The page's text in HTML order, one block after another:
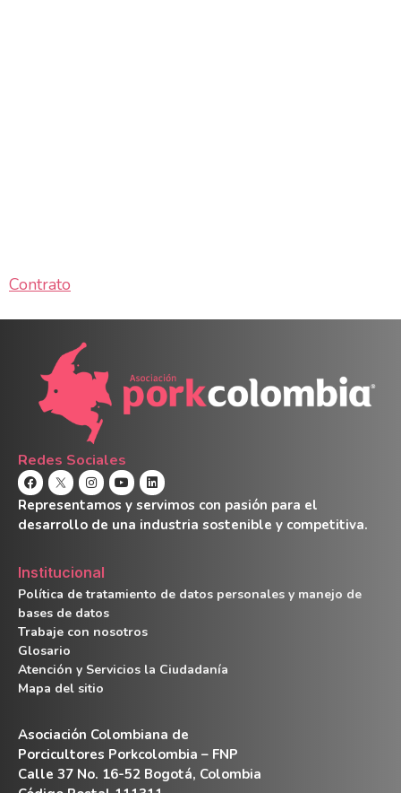
Contrato
Redes Sociales
Representamos y servimos con pasión para el
desarrollo de una industria sostenible y competitiva.
Institucional
Política de tratamiento de datos personales y manejo de
bases de datos
Trabaje con nosotros
Glosario
Atención y Servicios la Ciudadanía
Mapa del sitio
Asociación Colombiana de
Porcicultores Porkcolombia – FNP
Calle 37 No. 16-52 Bogotá, Colombia